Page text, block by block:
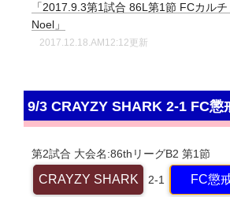
「2017.9.3第1試合 86L第1節 FCカル
Noel」
2017.12.18.AM12:12更新
9/3 CRAYZY SHARK 2-1 FC懲
第2試合 大会名:86thリーグB2 第1節
CRAYZY SHARK 2-1 FC懲